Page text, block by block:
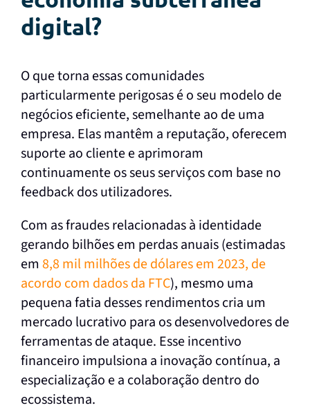
digital?
O que torna essas comunidades
particularmente perigosas é o seu modelo de
negócios eficiente, semelhante ao de uma
empresa. Elas mantêm a reputação, oferecem
suporte ao cliente e aprimoram
continuamente os seus serviços com base no
feedback dos utilizadores.
Com as fraudes relacionadas à identidade
gerando bilhões em perdas anuais (estimadas
em 8,8 mil milhões de dólares em 2023, de
acordo com dados da FTC), mesmo uma
pequena fatia desses rendimentos cria um
mercado lucrativo para os desenvolvedores de
ferramentas de ataque. Esse incentivo
financeiro impulsiona a inovação contínua, a
especialização e a colaboração dentro do
ecossistema.